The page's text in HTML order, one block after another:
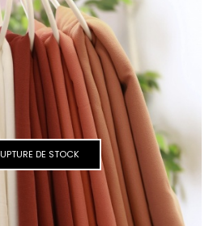
DE STOCK